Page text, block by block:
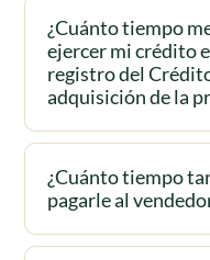
¿Cuánto tiempo
ejercer mi crédito
registro del
adquisición de la
¿Cuánto tiempo
pagarle al